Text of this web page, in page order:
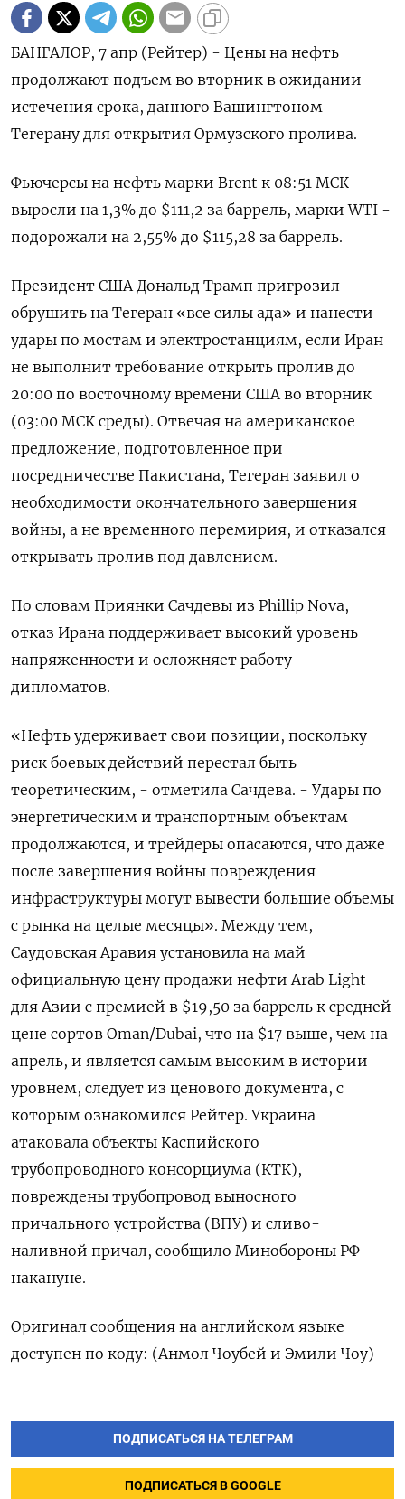
БАНГАЛОР, 7 апр (Рейтер) - Цены на нефть
продолжают подъем во вторник в ожидании
истечения срока, данного Вашингтоном
Тегерану для открытия Ормузского пролива.
Фьючерсы на ‌нефть марки Brent к 08:51 МСК
выросли на 1,3% до $111,2 за баррель, марки WTI -
подорожали на 2,55% до $115,28 за баррель.
Президент США ​Дональд Трамп пригрозил
обрушить ​на Тегеран «все ​силы ада» ⁠и нанести
удары по мостам и ‌электростанциям, если Иран
не выполнит требование ‌открыть пролив до
20:00 по восточному времени США во вторник
(03:00 МСК ​среды). Отвечая на американское
предложение, подготовленное при
посредничестве Пакистана, ‌Тегеран заявил о
необходимости окончательного завершения
войны, а не временного ​перемирия, и отказался
открывать пролив под давлением.
По словам Приянки ‌Сачдевы из Phillip Nova,
отказ Ирана поддерживает высокий уровень
напряженности и осложняет работу
дипломатов.
«Нефть удерживает свои позиции, поскольку ​
риск боевых действий перестал ​быть
теоретическим, - ‌отметила Сачдева. - Удары по
энергетическим и транспортным объектам
продолжаются, и трейдеры ​опасаются, что даже
после завершения войны повреждения
инфраструктуры могут вывести большие объемы
с рынка на целые месяцы». Между тем,
Саудовская Аравия установила на май
официальную цену продажи нефти Arab Light
для Азии с премией в $19,50 за баррель к средней
цене сортов Oman/Dubai, ​что на $17 выше, ⁠чем на
апрель, и является самым высоким в истории
уровнем, следует из ценового документа, ‌с
которым ознакомился Рейтер. Украина
атаковала объекты Каспийского
трубопроводного консорциума (КТК),
‌повреждены трубопровод выносного
причального устройства (ВПУ) и сливо-
наливной причал, сообщило Минобороны ​РФ
накануне.
Оригинал сообщения на английском языке
доступен по ‌коду: (Анмол Чоубей и Эмили Чоу)
ПОДПИСАТЬСЯ НА ТЕЛЕГРАМ
ПОДПИСАТЬСЯ В GOOGLE